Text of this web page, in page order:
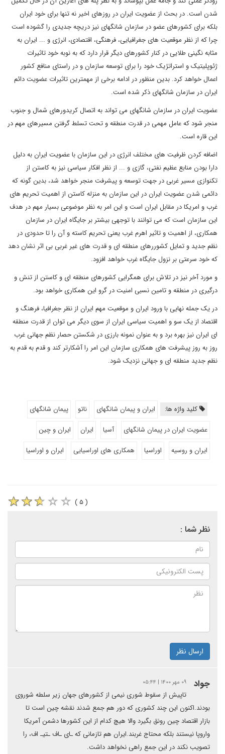
شدن است. در بحث از عضویت ایران در روزهای اخیر نه تنها برای خود ایران
بلکه برای کشورهای عضو در سازمان شانگهای نیز دریچه جدیدی را گشوده است
چرا که از نظر موقعیت های جغرافیایی، فرهنگی، اقتصادی، انرژی و ... ایران به
مثابه نگینی طلایی در کنار کشورهای دیگر قرار دارد که به نوبه خود تاثیرات
ژئوپلیتیک و استراتژیک خود را برای توسعه سازمان و در راستای منافع کشور
اعمال خواهد کرد. بدین منظور در ادامه برخی از مهمترین تاثیرات عضویت دائم
ایران در سازمان شانگهای ذکر شده است.
عضویت ایران در سازمان شانگهای می تواند به اتصال کریدورهای شمال و جنوب
منجر شود که عامل مهمی در قدرت منطقه و تحت تسلط گرفتن مسیرهای مهم در
این قاره است.
اضافه کردن ظرفیت های مختلف انرژی در این سازمان با عضویت ایران به دلیل
دارا بودن منابع عظیم نفتی، گازی و ... از نظر افکار سیاسی نیز به کاستن از
تکنوازی مسیر غربی در جهت توسعه و پیشرفت منجر خواهد شد، بدین گونه که
دائمی شدن عضویت ایران در این سازمان به منزله کاستن از اهمیت تحریم های
غرب و امریکا در مقابل ایران است و این امر به نظر موضوعی بسیار مهم در هدف
این سازمان است که می توانند با توجهی بیشتر بر جایگاه ایران در سازمان
همکاری، از اهمیت و تاثیر اهرم غرب یعنی تحریم کاسته و آن را تا حدودی در
نظم جدید و تمایل کشوررهای منطقه ای و قدرت های غیر غربی بی اثر نشان دهد
که خود سرعتی بر نزول جایگاه غرب خواهد افزود.
و مورد آخر نیز در تلاش برای همگرایی کشورهای منطقه ای و کاستن از تنش و
درگیری در منطقه و تامین نسبی امنیت در گرو این همکاری خواهد بود.
در یک جمله نهایی با ورود ایران و موقعیت مهم ایران از نظر جغرافیا، فرهنگ و
اقتصاد از یک سو و اهمیت سیاسی ایران از سوی دیگر می توان از قدرت منطقه
ای ایران نیز بهره برد و به عنوان نمونه بارزی در شکستن حصار نظم جهانی غرب
روز به روز پیشرفت های همکاری سازمان این امر را آشکارتر کند و قدم به قدم به
نظم جدید منطقه ای و جهانی نزدیک شود.
کلید واژه ها: ایران و پیمان شانگهای ناتو
پیمان شانگهای
عضویت ایران در پیمان شانگهای
آسیا ایران
ایران و چین
ایران و روسیه
اوراسیا همکاری های اوراسیایی ایران و اوراسیا
( ۵ )
نظر شما :
ارسال نظر
جواد ۰۹ مهر ۱۴۰۰ | ۰۵:۴۴
تاپیش از سقوط شوری نیمی از کشورهای جهان زیر سلطه شوروی
بودند.اکنون این چند کشوری که دور هم جمع شدند نقشه چین است تا
بازار اقتصاد چین رونق بگیرد والا هیچ کدام از این کشورها دشمن آمریکا
واروپا نیستند بلکه محتاج غربند.ایران هم تازمانی که ـای ـاف ـتیـ اف، را
تصویب نکند در این جمع راهی نخواهد داشت.